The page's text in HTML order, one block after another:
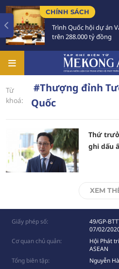
CHÍNH SÁCH
Trình Quốc hội dự án
trên 288.000 tỷ đồng
Từ
khoá:
#Thượng đỉnh
Quốc
Thứ
ghi dấu
XEM
Giấy phép số:
49/GP-
07/02/
Cơ quan chủ quản:
Hội Phát
ASEAN
Tổng biên tập:
Nguyễn